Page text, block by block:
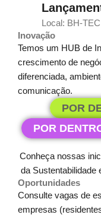
Local: BH-TEC
Inovação
Temos um HUB de
crescimento de
diferenciada,
comunicação.
POR
Conheça nossas
da Sustentabilidade
POR
Oportunidades
Consulte vagas de
empresas